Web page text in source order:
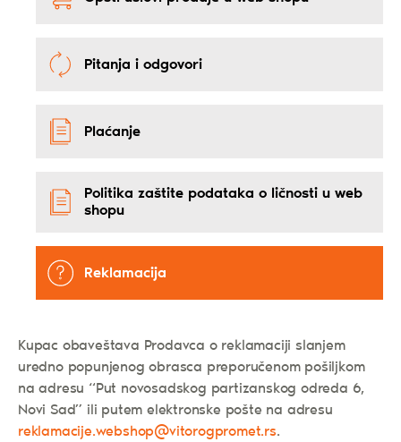
Pitanja i odgovori
Plaćanje
Politika zaštite podataka o ličnosti u web
shopu
Reklamacija
Kupac obaveštava Prodavca o reklamaciji slanjem
uredno popunjenog obrasca preporučenom pošiljkom
na adresu “Put novosadskog partizanskog odreda 6,
Novi Sad” ili putem elektronske pošte na adresu
reklamacije.webshop@vitorogpromet.rs.